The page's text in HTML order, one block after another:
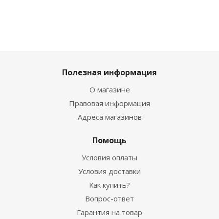
Полезная информация
О магазине
Правовая информация
Адреса магазинов
Помощь
Условия оплаты
Условия доставки
Как купить?
Вопрос-ответ
Гарантия на товар